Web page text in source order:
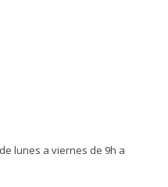
lunes a viernes de 9h a